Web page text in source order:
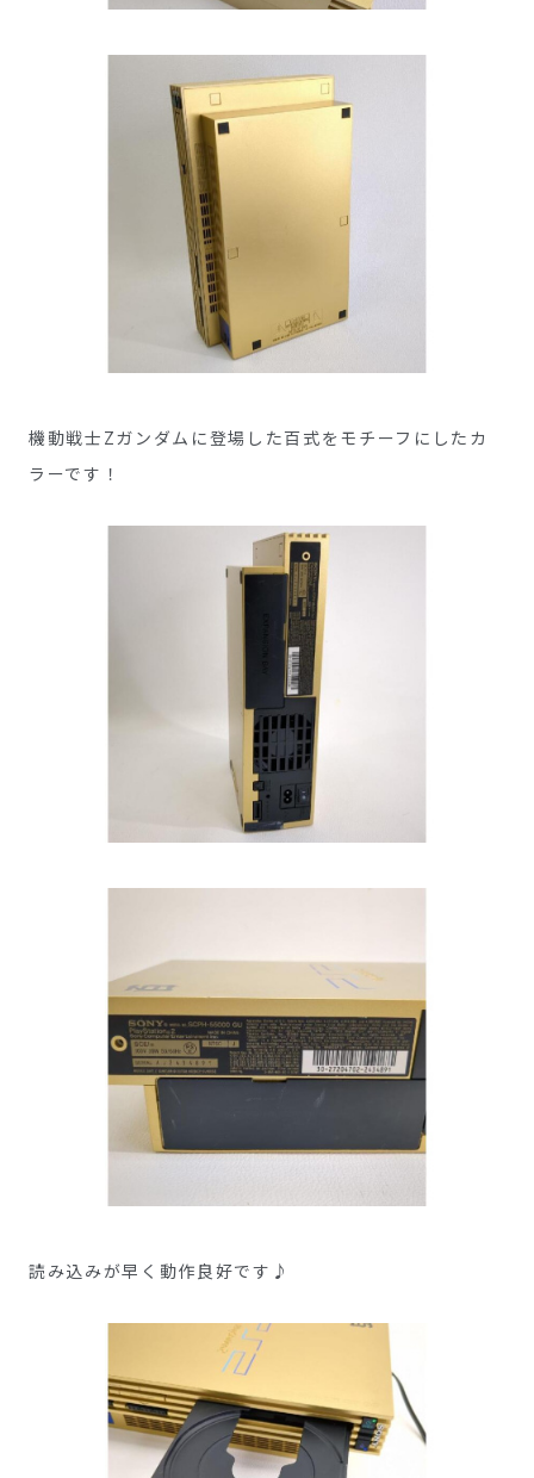
機動戦士Zガンダムに登場した百式をモチーフにしたカ
ラーです！
読み込みが早く動作良好です♪